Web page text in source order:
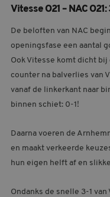
CONTACT
Vitesse O21 – NAC
De beloften van NAC
openingsfase een aantal
Ook Vitesse komt dicht
counter na balverlies van
vanaf de linkerkant naar
binnen schiet: 0-1!
Daarna voeren de
en maakt verkeerde
hun eigen helft af en
Ondanks de snelle 3-1